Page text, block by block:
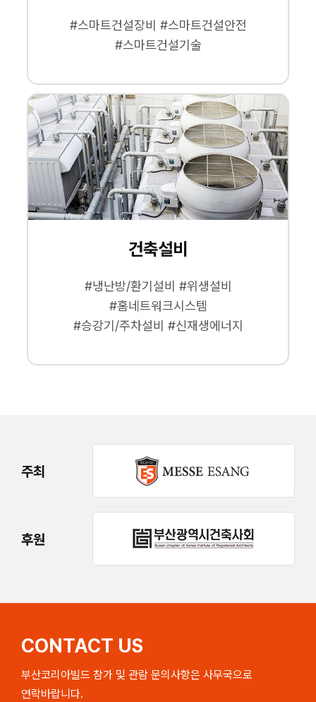
#스마트건설장비 #스마트건설안전
#스마트건설기술
건축설비
#냉난방/환기설비 #위생설비
#홈네트워크시스템
#승강기/주차설비 #신재생에너지
주최
후원
CONTACT US
부산코리아빌드 참가 및 관람 문의사항은 사무국으로
연락바랍니다.